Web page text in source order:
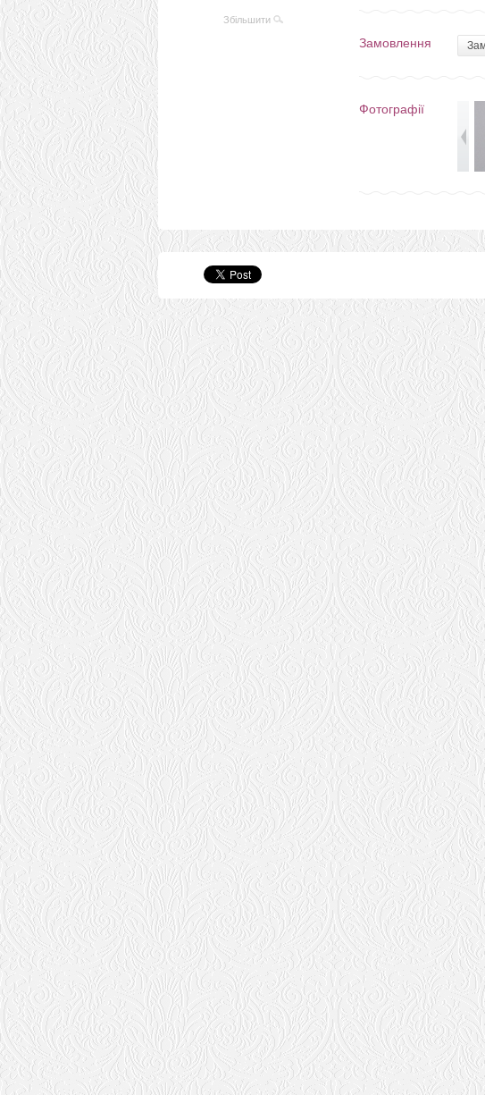
Збільшити
Замовлення
Фотографії